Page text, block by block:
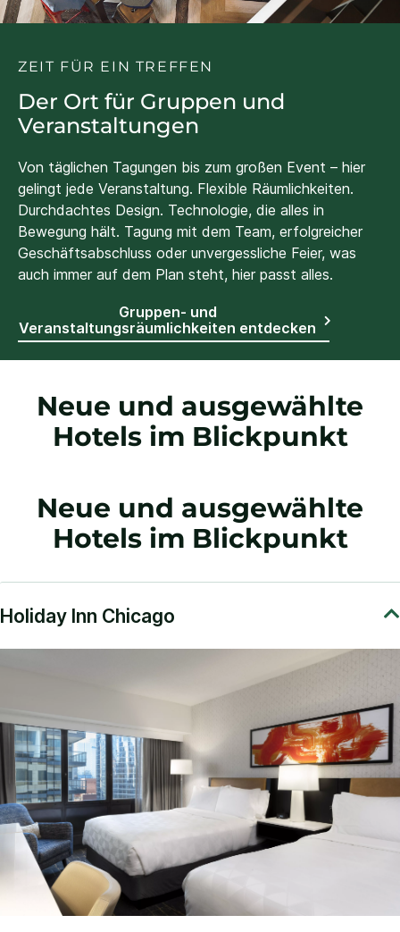
ZEIT FÜR EIN TREFFEN
Der Ort für Gruppen und
Veranstaltungen
Von täglichen Tagungen bis zum großen Event – hier
gelingt jede Veranstaltung. Flexible Räumlichkeiten.
Durchdachtes Design. Technologie, die alles in
Bewegung hält. Tagung mit dem Team, erfolgreicher
Geschäftsabschluss oder unvergessliche Feier, was
auch immer auf dem Plan steht, hier passt alles.
Gruppen- und
Veranstaltungsräumlichkeiten entdecken
Neue und ausgewählte
Hotels im Blickpunkt
Neue und ausgewählte
Hotels im Blickpunkt